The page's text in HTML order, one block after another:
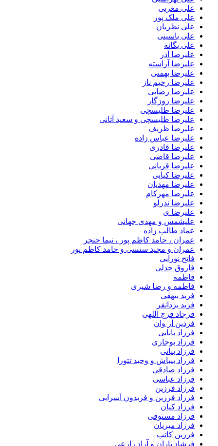
علی مغربی
علی ملک پور
علی نظریان
علی یاسینی
علی یگانه
علیرضا آذر
علیرضا آراسته
علیرضا بهمنی
علیرضا رحیم ناز
علیرضا رضایی
علیرضا روزگار
علیرضا طلیسچی
علیرضا طلیسچی و سعید آتانی
علیرضا ظریف
علیرضا عباس زاده
علیرضا قادری
علیرضا قاضی
علیرضا قربانی
علیرضا کیایی
علیرضا مهدیان
علیرضا مهرکام
علیرضا ندرلو
علیرضا ی
علیشمس و مهدی جهانی
عماد طالب زاده
عمران ، حامد کاظم پور ، نیما حنجر
عمران و مجید سنسی و حامد کاظم پور
فاتح نورایی
فاروق جدلی
فاطمه
فاطمه و رضا شیری
فربد بیهقی
فربد یزدانفر
فرجاد فرج اللهی
فردین آر وان
فرزاد بابایی
فرزاد بوجاری
فرزاد بیانی
فرزاد بیباش و وحید تتورا
فرزاد صادقی
فرزاد عباسی
فرزاد فرزین
فرزاد فرزین و فریدون آسرایی
فرزاد کیان
فرزاد مستوفی
فرزاد میریان
فرزین کاتب
فرشاد باران و آراد زارعی